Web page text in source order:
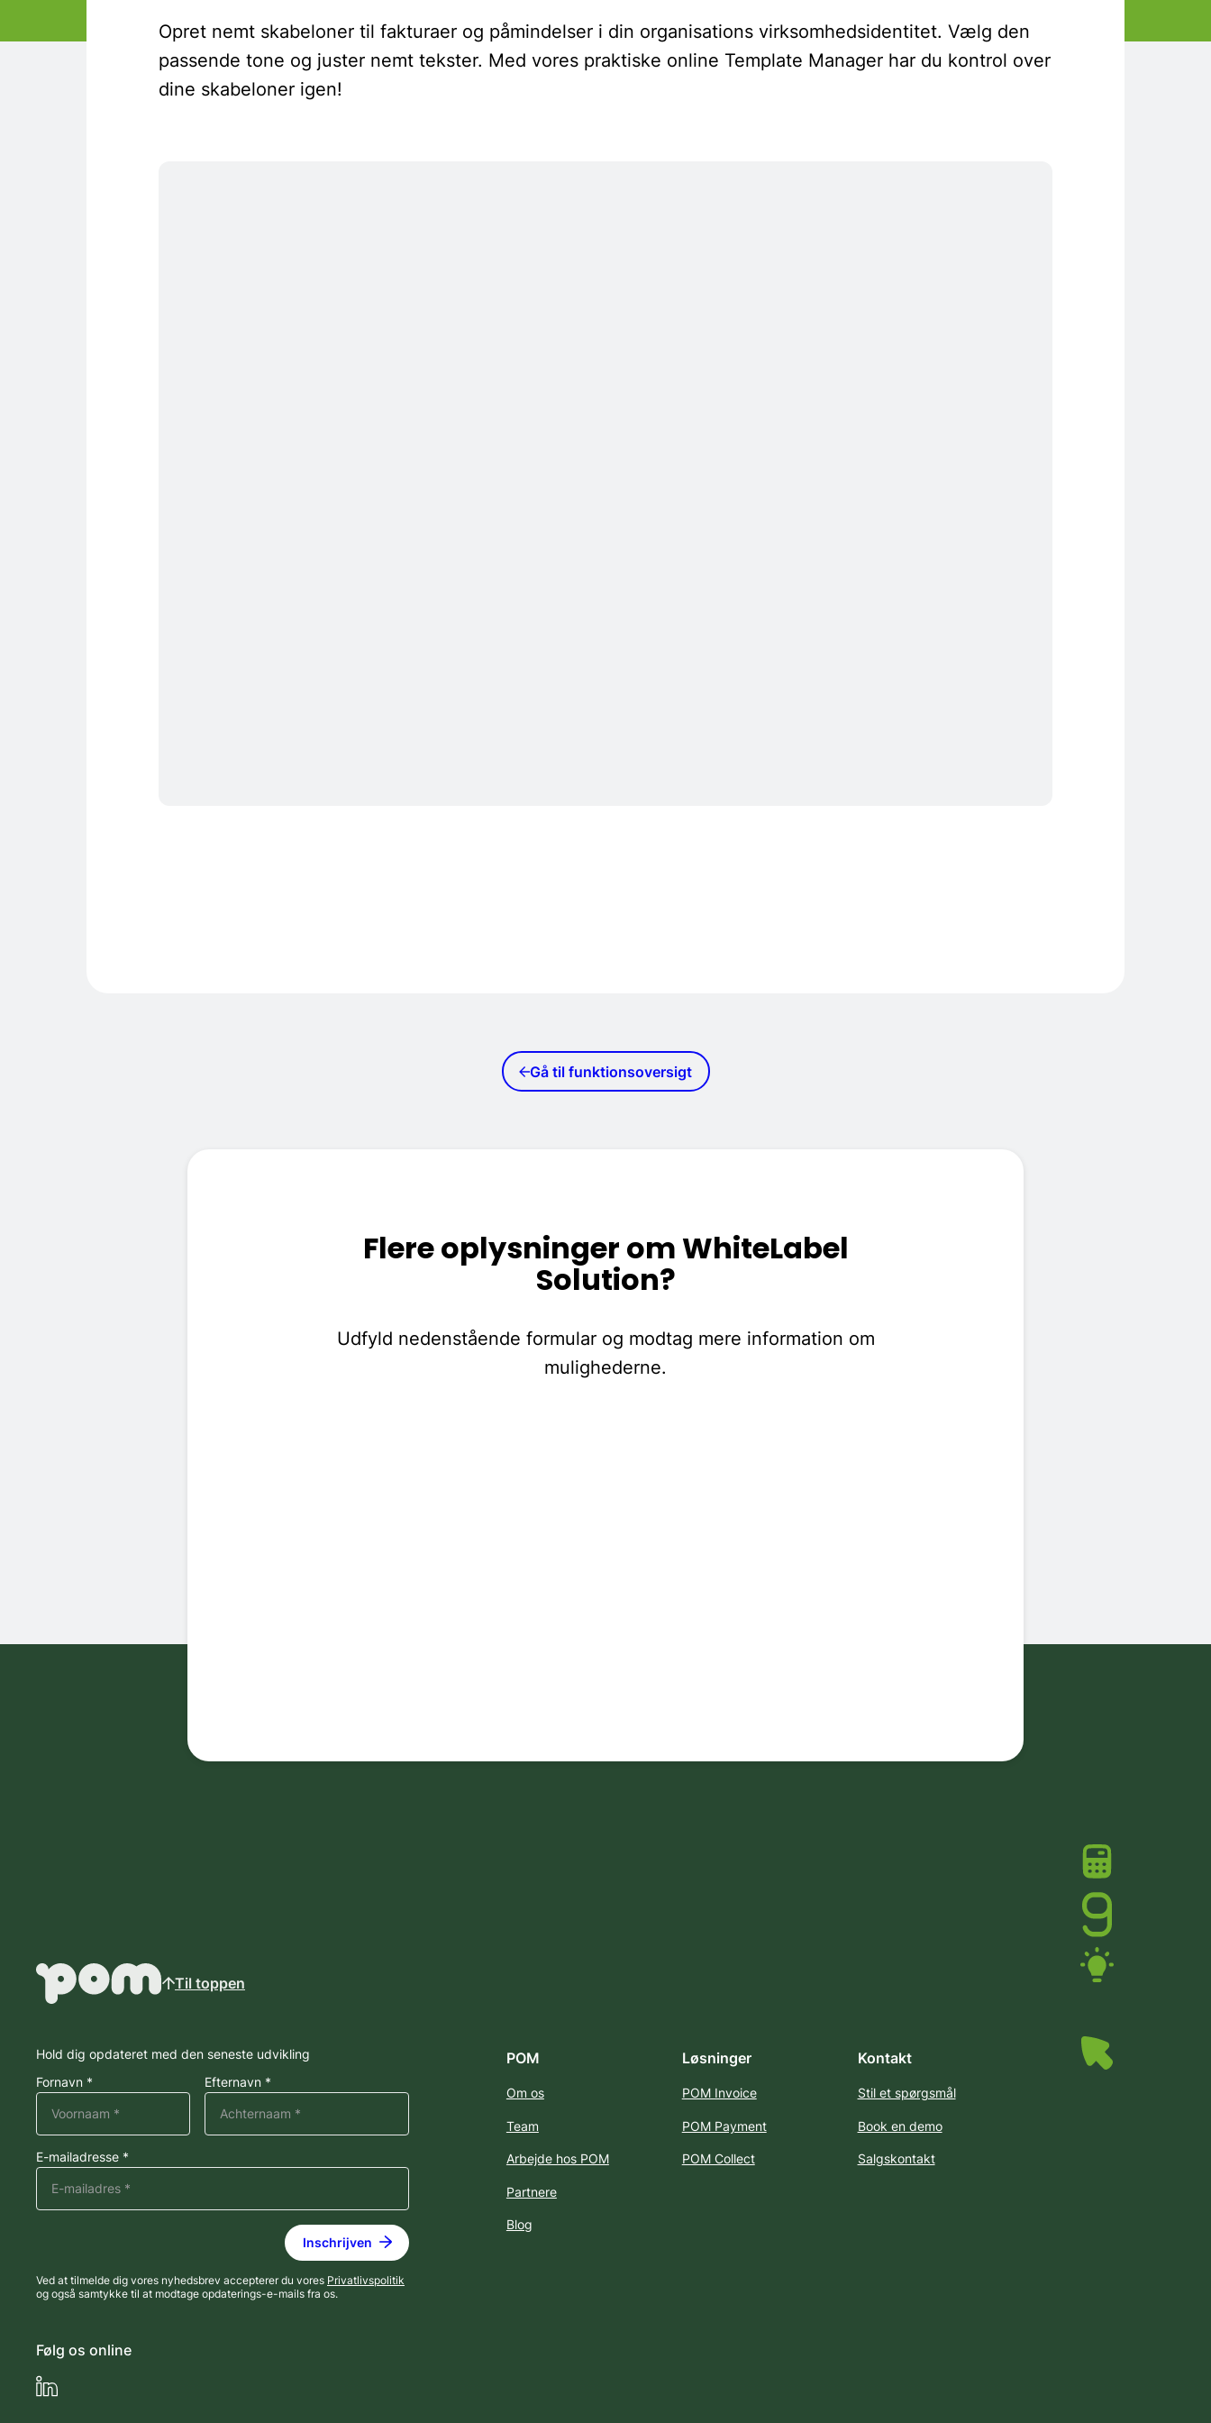
Opret nemt skabeloner til fakturaer og påmindelser i din organisations virksomhedsidentitet. Vælg den
passende tone og juster nemt tekster. Med vores praktiske online Template Manager har du kontrol over
dine skabeloner igen!
Gå til funktionsoversigt
Flere oplysninger om WhiteLabel
Solution?
Udfyld nedenstående formular og modtag mere information om
mulighederne.
Til toppen
Hold dig opdateret med den seneste udvikling
Fornavn *
Efternavn *
E-mailadresse *
Ved at tilmelde dig vores nyhedsbrev accepterer du vores Privatlivspolitik
og også samtykke til at modtage opdaterings-e-mails fra os.
Følg os online
LinkedIn
POM
Om os
Team
Arbejde hos POM
Partnere
Blog
Løsninger
POM Invoice
POM Payment
POM Collect
Kontakt
Stil et spørgsmål
Book en demo
Salgskontakt